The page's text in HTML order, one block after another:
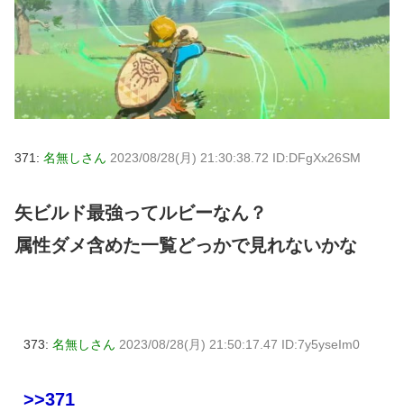
371: 名無しさん 2023/08/28(月) 21:30:38.72 ID:DFgXx26SM
矢ビルド最強ってルビーなん？
属性ダメ含めた一覧どっかで見れないかな
373: 名無しさん 2023/08/28(月) 21:50:17.47 ID:7y5yseIm0
>>371